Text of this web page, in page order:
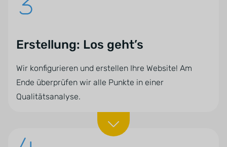
Erstellung: Los geht’s
Wir konfigurieren und erstellen Ihre Website! Am
Ende überprüfen wir alle Punkte in einer
Qualitätsanalyse.